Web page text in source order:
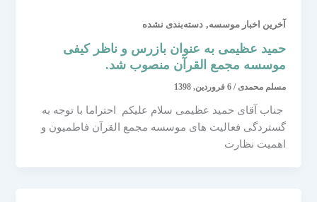
آخرین اخبار موسسه,دسته‌بندی نشده
حمید عظیمی به عنوان بازرس و ناظر کیفی
موسسه مجمع القرآن منصوب شد.
مسلم محمدی/6 فروردین, 1398
جناب آقای حمید عظیمی سلام علیکم احتراما با توجه به
گستردگی فعالیت های موسسه مجمع القرآن فاطمیون و
اهمیت نظارت